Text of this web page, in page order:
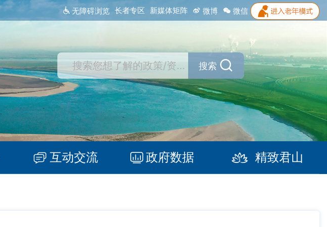
无障碍浏览 长者专区 新媒体矩阵 微博 微信
搜索
互动交流 政府数据 精致君山